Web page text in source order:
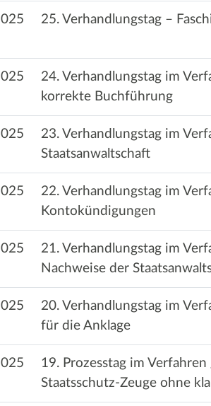
25. Verhandlungstag –
24. Verhandlungstag im
korrekte Buchführung
23. Verhandlungstag im
Staatsanwaltschaft
22. Verhandlungstag im
Kontokündigungen
21. Verhandlungstag im
Nachweise der
20. Verhandlungstag im
für die Anklage
19. Prozesstag im
Staatsschutz-Zeuge ohne